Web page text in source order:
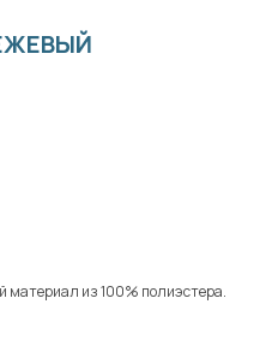
материал из 100% полиэстера.